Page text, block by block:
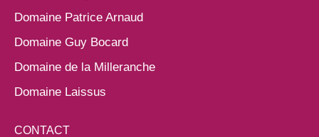
Domaine Patrice Arnaud
Domaine Guy Bocard
Domaine de la Milleranche
Domaine Laissus
CONTACT